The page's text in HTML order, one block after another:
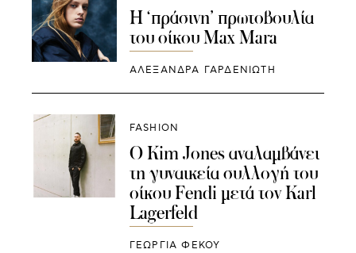
Η ‘πράσινη’ πρωτοβουλία
του οίκου Max Mara
ΑΛΕΞΑΝΔΡΑ ΓΑΡΔΕΝΙΩΤΗ
FASHION
O Kim Jones αναλαμβάνει
τη γυναικεία συλλογή του
οίκου Fendi μετά τον Karl
Lagerfeld
ΓΕΩΡΓΙΑ ΦΕΚΟΥ